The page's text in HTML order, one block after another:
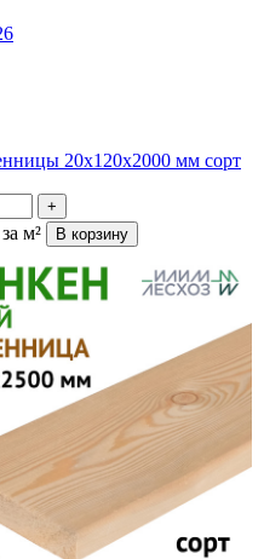
20х120х2000 мм сорт
+
за м² В корзину